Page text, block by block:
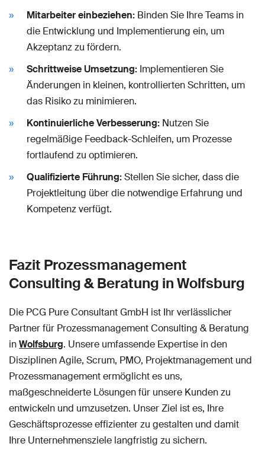
Mitarbeiter einbeziehen: Binden Sie Ihre Teams in
die Entwicklung und Implementierung ein, um
Akzeptanz zu fördern.
Schrittweise Umsetzung: Implementieren Sie
Änderungen in kleinen, kontrollierten Schritten, um
das Risiko zu minimieren.
Kontinuierliche Verbesserung: Nutzen Sie
regelmäßige Feedback-Schleifen, um Prozesse
fortlaufend zu optimieren.
Qualifizierte Führung:Stellen Sie sicher, dass die
Projektleitung über die notwendige Erfahrung und
Kompetenz verfügt.
Fazit Prozessmanagement
Consulting & Beratung in Wolfsburg
Die PCG Pure Consultant GmbH ist Ihr verlässlicher
Partner für Prozessmanagement Consulting & Beratung
inWolfsburg. Unsere umfassende Expertise in den
Disziplinen Agile, Scrum, PMO, Projektmanagement und
Prozessmanagement ermöglicht es uns,
maßgeschneiderte Lösungen für unsere Kunden zu
entwickeln und umzusetzen. Unser Ziel ist es, Ihre
Geschäftsprozesse effizienter zu gestalten und damit
Ihre Unternehmensziele langfristig zu sichern.